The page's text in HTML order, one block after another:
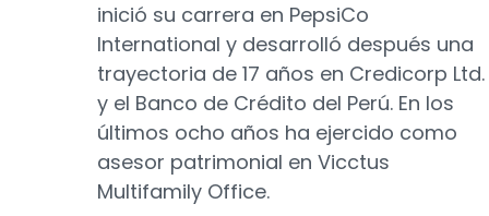
inició su carrera en PepsiCo
International y desarrolló después una
trayectoria de 17 años en Credicorp Ltd.
y el Banco de Crédito del Perú. En los
últimos ocho años ha ejercido como
asesor patrimonial en Vicctus
Multifamily Office.